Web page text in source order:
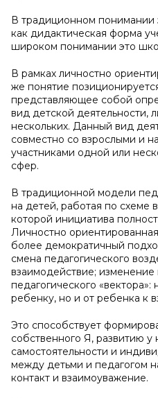
В традиционном понимании
как дидактическая форма
широком понимании это
В рамках личностно
же понятие
представляющее собой
вид детской деятельности,
нескольких. Данный вид
совместно со взрослыми и
участниками одной или
сфер.
В традиционной модели
на детей, работая по схеме
которой инициатива
Личностно
более демократичный
смена педагогического
взаимодействие; изменение
педагогического «вектора»:
ребенку, но и от ребенка к
Это способствует
собственного Я, развитию у
самостоятельности и
между детьми и педагогом
контакт и взаимоуважение.